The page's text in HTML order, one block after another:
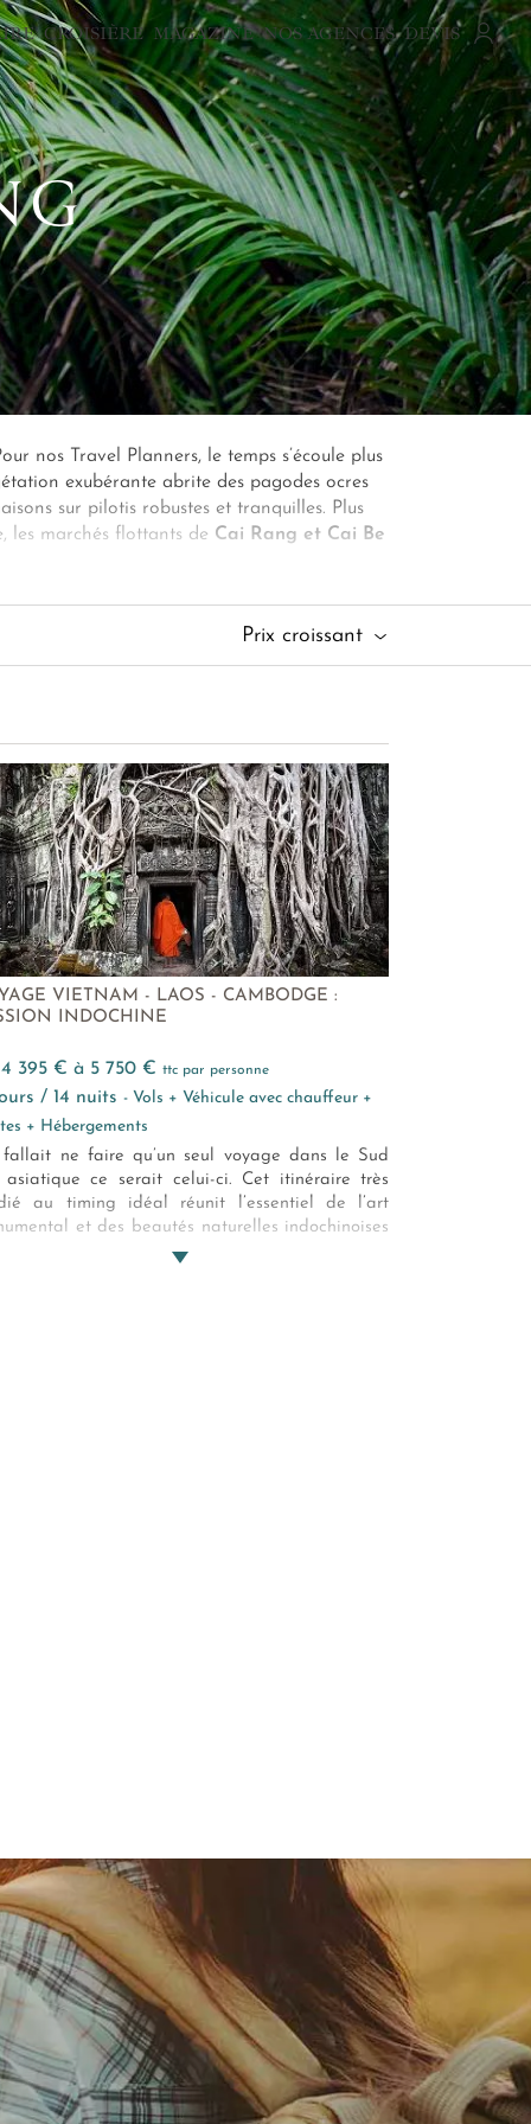
CROISIÈRE MAGAZINE NOS AGENCES DEVIS
nos Travel Planners, le temps s’écoule plus
exubérante abrite des pagodes ocres
sur pilotis robustes et tranquilles. Plus
les marchés flottants de Cai Rang et Cai Be
renommé. Pour votre voyage dans le
Prix croissant
VIETNAM - LAOS - CAMBODGE :
INDOCHINE
4 395 € à 5 750 €ttc par personne
jours / 14 nuits- Vols + Véhicule avec chauffeur +
+ Hébergements
fallait ne faire qu’un seul voyage dans le Sud
asiatique ce serait celui-ci. Cet itinéraire très
au timing idéal réunit l’essentiel de l’art
et des beautés naturelles indochinoises
de passionnantes rencontres.